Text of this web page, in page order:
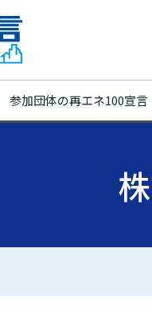
参加団体の再エネ100宣言